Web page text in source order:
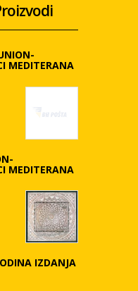
MEDITERANA
MEDITERANA
IZDANJA